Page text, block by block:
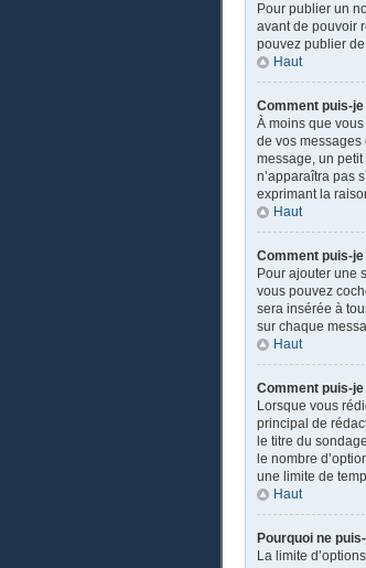
Pour publier un
avant de pouvoir
pouvez publier
Haut
Comment puis-
À moins que
de vos
message, un
n’apparaîtra pas
exprimant la
Haut
Comment puis-
Pour ajouter une
vous pouvez
sera insérée à
sur chaque
Haut
Comment puis-
Lorsque vous
principal de
le titre du
le nombre
une limite de
Haut
Pourquoi ne
La limite